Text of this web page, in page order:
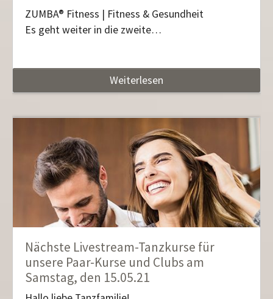
ZUMBA® Fitness | Fitness & Gesundheit
Es geht weiter in die zweite…
Weiterlesen
Nächste Livestream-Tanzkurse für
unsere Paar-Kurse und Clubs am
Samstag, den 15.05.21